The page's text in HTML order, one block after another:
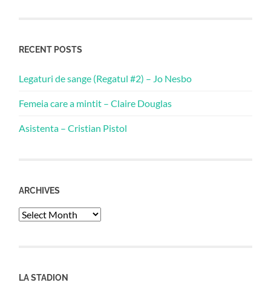
RECENT POSTS
Legaturi de sange (Regatul #2) – Jo Nesbo
Femeia care a mintit – Claire Douglas
Asistenta – Cristian Pistol
ARCHIVES
Archives
LA STADION